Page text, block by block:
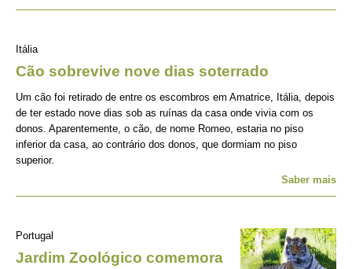
Itália
Cão sobrevive nove dias soterrado
Um cão foi retirado de entre os escombros em Amatrice, Itália, depois
de ter estado nove dias sob as ruínas da casa onde vivia com os
donos. Aparentemente, o cão, de nome Romeo, estaria no piso
inferior da casa, ao contrário dos donos, que dormiam no piso
superior.
Saber mais
Portugal
Jardim Zoológico comemora